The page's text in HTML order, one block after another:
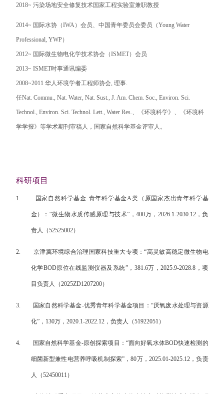
2018~ 污染场地安全修复技术国家工程实验室兼职教授
2014~ 国际水协（IWA）会员、中国青年委员会委员（Young Water
Professional, YWP）
2012~ 国际微生物电化学技术协会（ISMET）会员
2013~ ISMET时事通讯编委
2008~2011 华人环境学者工程师协会, 理事.
任Nat. Commu., Nat. Water, Nat. Sust., J. Am. Chem. Soc., Environ. Sci.
Technol., Environ. Sci. Technol. Lett., Water Res.、《环境科学》、《环境科
学学报》等学术期刊审稿人，国家自然科学基金评审人。
科研项目
1. 国家自然科学基金-青年科学基金A类（原国家杰出青年科学基
金）：“微生物水质传感原理与技术”，400万，2026.1-2030.12，负
责人（52525002）
2. 京津冀环境综合治理国家科技重大专项：“高灵敏高稳定微生物电
化学BOD原位在线监测仪器及系统”，381.6万，2025.9-2028.8，项
目负责人（2025ZD1207200）
3. 国家自然科学基金-优秀青年科学基金项目：“厌氧废水处理与资源
化”，130万，2020.1-2022.12，负责人（51922051）
4. 国家自然科学基金-原创探索项目：“面向好氧水体BOD快速检测的
细菌新型兼性电营养呼吸机制探索”，80万，2025.01-2025.12，负责
人（52450011）